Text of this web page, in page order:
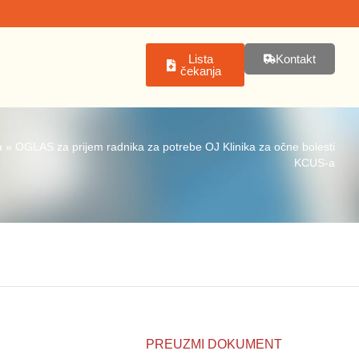
Lista
čekanja
Kontakt
» OGLAS za prijem radnika za potrebe OJ Klinika za očne bolesti
KCUS-a
PREUZMI DOKUMENT